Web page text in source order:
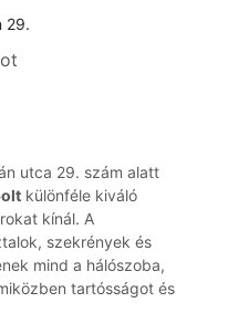
29.
utca 29. szám alatt
különféle kiváló
kínál. A
szekrények és
mind a hálószoba,
tartósságot és